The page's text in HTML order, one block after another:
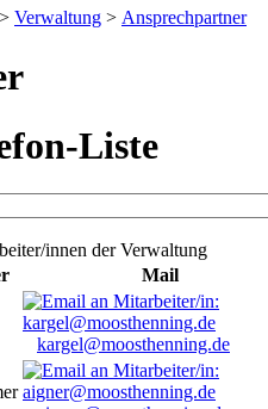
> Verwaltung > Ansprechpartner
Liste
innen der Verwaltung
Mail
kargel@moosthenning.de